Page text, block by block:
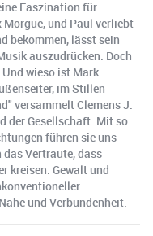
Faszination für
und Paul verliebt
bekommen, lässt sein
auszudrücken. Doch
wieso ist Mark
im Stillen
versammelt Clemens J.
der Gesellschaft. Mit so
führen sie uns
das Vertraute, dass
kreisen. Gewalt und
und Verbundenheit.